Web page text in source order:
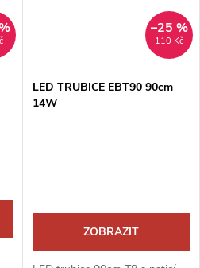
110 Kč
–25 %
LED TRUBICE EBT90 90cm
14W
ZOBRAZIT